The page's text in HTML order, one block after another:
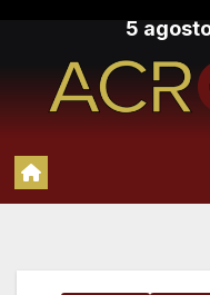
contenido
5